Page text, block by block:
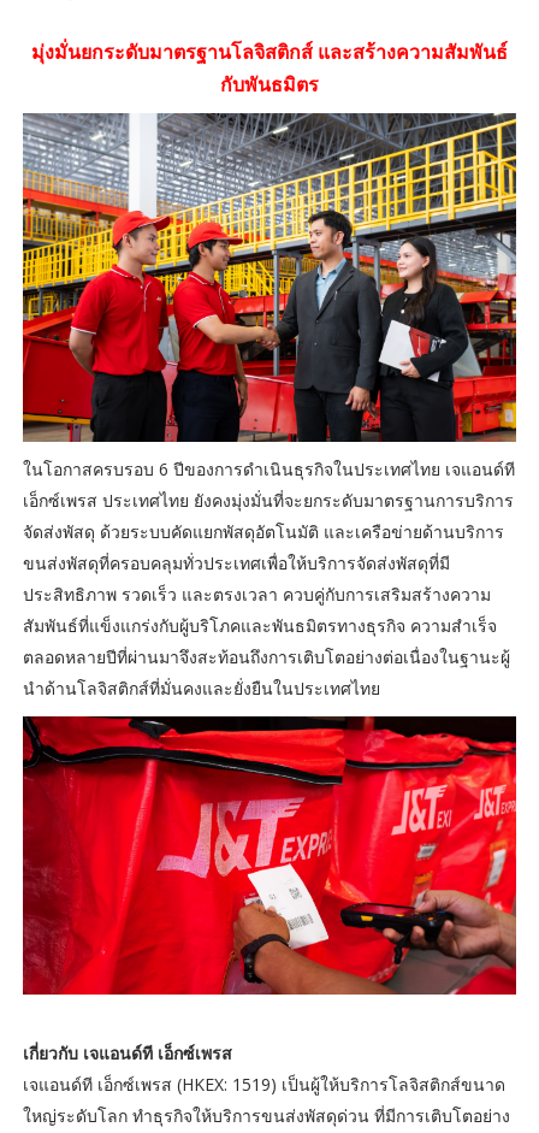
มุ่งมั่นยกระดับมาตรฐานโลจิสติกส์ และสร้างความสัมพันธ์
กับพันธมิตร
ในโอกาสครบรอบ 6 ปีของการดำเนินธุรกิจในประเทศไทย เจแอนด์ที
เอ็กซ์เพรส ประเทศไทย ยังคงมุ่งมั่นที่จะยกระดับมาตรฐานการบริการ
จัดส่งพัสดุ ด้วยระบบคัดแยกพัสดุอัตโนมัติ และเครือข่ายด้านบริการ
ขนส่งพัสดุที่ครอบคลุมทั่วประเทศเพื่อให้บริการจัดส่งพัสดุที่มี
ประสิทธิภาพ รวดเร็ว และตรงเวลา ควบคู่กับการเสริมสร้างความ
สัมพันธ์ที่แข็งแกร่งกับผู้บริโภคและพันธมิตรทางธุรกิจ ความสำเร็จ
ตลอดหลายปีที่ผ่านมาจึงสะท้อนถึงการเติบโตอย่างต่อเนื่องในฐานะผู้
นำด้านโลจิสติกส์ที่มั่นคงและยั่งยืนในประเทศไทย
เกี่ยวกับ เจแอนด์ที เอ็กซ์เพรส
เจแอนด์ที เอ็กซ์เพรส (HKEX: 1519) เป็นผู้ให้บริการโลจิสติกส์ขนาด
ใหญ่ระดับโลก ทำธุรกิจให้บริการขนส่งพัสดุด่วน ที่มีการเติบโตอย่าง